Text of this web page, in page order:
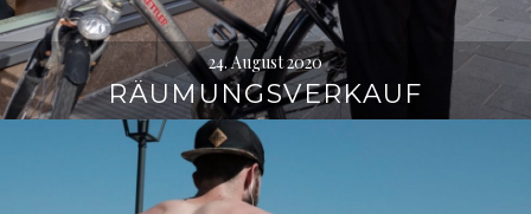
24. August 2020
RÄUMUNGSVERKAUF